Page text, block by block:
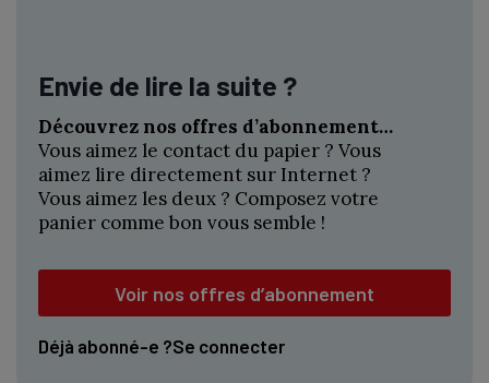
Envie de lire la suite ?
Découvrez nos offres d’abonnement…
Vous aimez le contact du papier ? Vous
aimez lire directement sur Internet ?
Vous aimez les deux ? Composez votre
panier comme bon vous semble !
Voir nos offres d’abonnement
Déjà abonné-e ?Se connecter